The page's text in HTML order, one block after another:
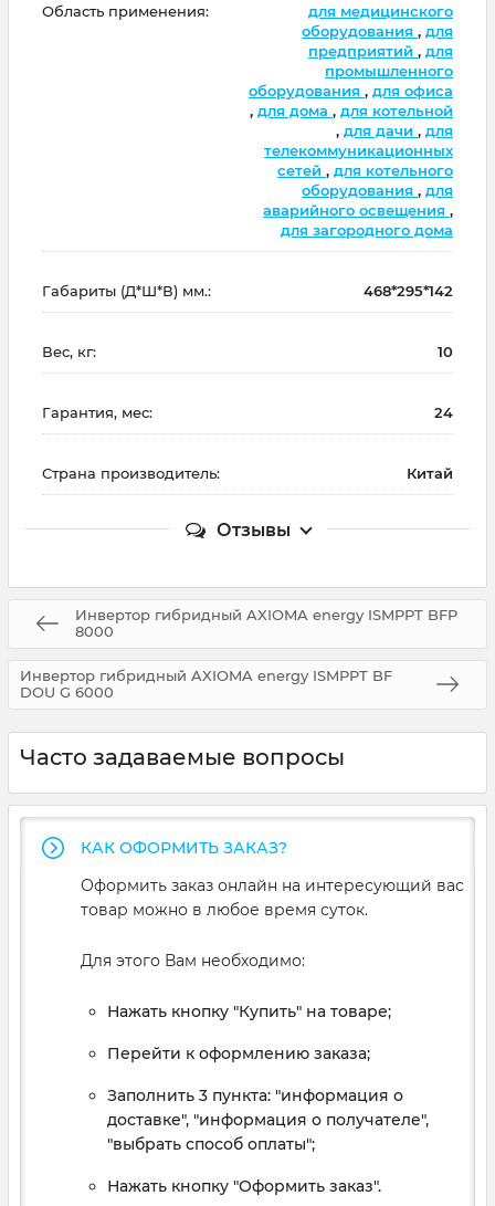
Область применения:
для медицинского
оборудования , для
предприятий , для
промышленного
оборудования , для офиса
, для дома , для котельной
, для дачи , для
телекоммуникационных
сетей , для котельного
оборудования , для
аварийного освещения ,
для загородного дома
Габариты (Д*Ш*В) мм.: 468*295*142
Вес, кг: 10
Гарантия, мес: 24
Страна производитель: Китай
Отзывы
Инвертор гибридный AXIOMA energy ISMPPT BFP
8000
Инвертор гибридный AXIOMA energy ISMPPT BF
DOU G 6000
Часто задаваемые вопросы
КАК ОФОРМИТЬ ЗАКАЗ?
Оформить заказ онлайн на интересующий вас
товар можно в любое время суток.
Для этого Вам необходимо:
Нажать кнопку "Купить" на товаре;
Перейти к оформлению заказа;
Заполнить 3 пункта: "информация о
доставке", "информация о получателе",
"выбрать способ оплаты";
Нажать кнопку "Оформить заказ".